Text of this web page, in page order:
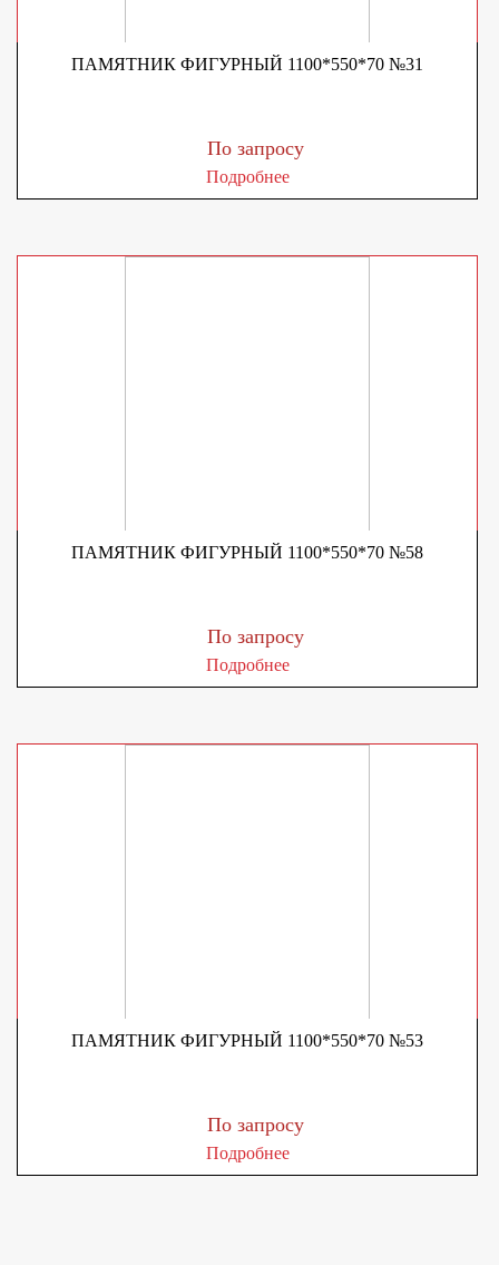
ПАМЯТНИК ФИГУРНЫЙ 1100*550*70 №31
По запросу
Подробнее
ПАМЯТНИК ФИГУРНЫЙ 1100*550*70 №58
По запросу
Подробнее
ПАМЯТНИК ФИГУРНЫЙ 1100*550*70 №53
По запросу
Подробнее